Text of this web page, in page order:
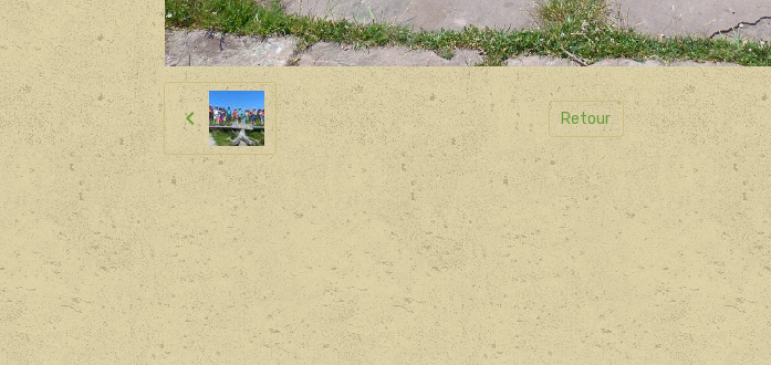
Retour